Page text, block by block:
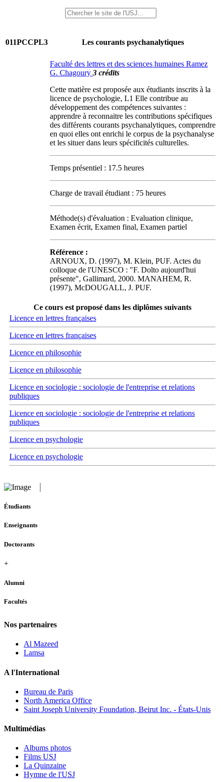
011PCCPL3 Les courants psychanalytiques
Faculté des lettres et des sciences humaines Ramez
G. Chagoury 3 crédits
Cette matière est proposée aux étudiants inscrits à la
licence de psychologie, L1 Elle contribue au
développement des compétences suivantes :
apprendre à reconnaitre les contributions spécifiques
des différents courants psychanalytiques, comprendre
en quoi elles ont enrichi le corpus de la psychanalyse
et les situer dans leurs spécificités culturelles.
Temps présentiel : 17.5 heures
Charge de travail étudiant : 75 heures
Méthode(s) d'évaluation : Evaluation clinique,
Examen écrit, Examen final, Examen partiel
Référence :
ARNOUX, D. (1997), M. Klein, PUF. Actes du
colloque de l'UNESCO : "F. Dolto aujourd'hui
présente", Gallimard, 2000. MANAHEM, R.
(1997), McDOUGALL, J. PUF.
Ce cours est proposé dans les diplômes suivants
Licence en lettres françaises
Licence en lettres françaises
Licence en philosophie
Licence en philosophie
Licence en sociologie : sociologie de l'entreprise et relations
publiques
Licence en sociologie : sociologie de l'entreprise et relations
publiques
Licence en psychologie
Licence en psychologie
Étudiants
Enseignants
Doctorants
+
Alumni
Facultés
Nos partenaires
Al Mazeed
Lamsa
A l'International
Bureau de Paris
North America Office
Saint Joseph University Foundation, Beirut Inc. - États-Unis
Multimédias
Albums photos
Films USJ
La Quinzaine
Hymne de l'USJ